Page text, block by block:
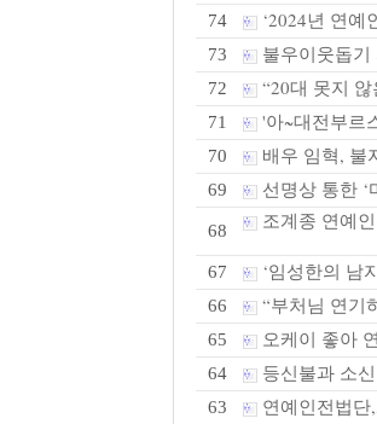
74 ‘2024년 연예
73 불우이웃돕
72 “20대 못지
71 '아~대전부르
70 배우 임혁, 불
69 선명상 통한
68 조계종 연예
67 ‘임성한의 남
66 “부처님 연기
65 오케이 좋아
64 등신불과 소
63 연예인전법단